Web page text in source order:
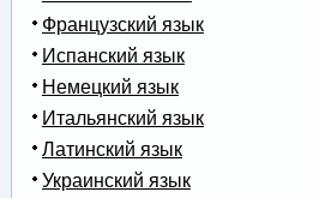
Французский язык
Испанский язык
Немецкий язык
Итальянский язык
Латинский язык
Украинский язык